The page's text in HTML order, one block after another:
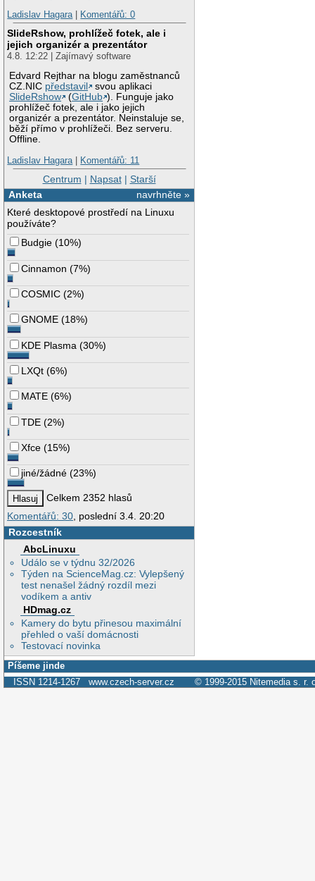
Ladislav Hagara| Komentářů: 0
SlideRshow, prohlížeč fotek, ale i
jejich organizér a prezentátor
4.8. 12:22 | Zajímavý software
Edvard Rejthar na blogu zaměstnanců
CZ.NIC představil
svou aplikaci
SlideRshow
(GitHub ). Funguje jako
prohlížeč fotek, ale i jako jejich
organizér a prezentátor. Neinstaluje se,
běží přímo v prohlížeči. Bez serveru.
Offline.
Ladislav Hagara| Komentářů: 11
Centrum | Napsat| Starší
navrhněte »
Anketa
Které desktopové prostředí na Linuxu
používáte?
Budgie (10%)
Cinnamon (7%)
COSMIC (2%)
GNOME (18%)
KDE Plasma (30%)
LXQt (6%)
MATE (6%)
TDE (2%)
Xfce (15%)
jiné/žádné (23%)
Celkem 2352 hlasů
Komentářů: 30 , poslední 3.4. 20:20
Rozcestník
AbcLinuxu
Událo se v týdnu 32/2026
Týden na ScienceMag.cz: Vylepšený
test nenašel žádný rozdíl mezi
vodíkem a antiv
HDmag.cz
Kamery do bytu přinesou maximální
přehled o vaší domácnosti
Testovací novinka
Píšeme jinde
ISSN 1214-1267 www.czech-server.cz © 1999-2015 Nitemedia s. r.